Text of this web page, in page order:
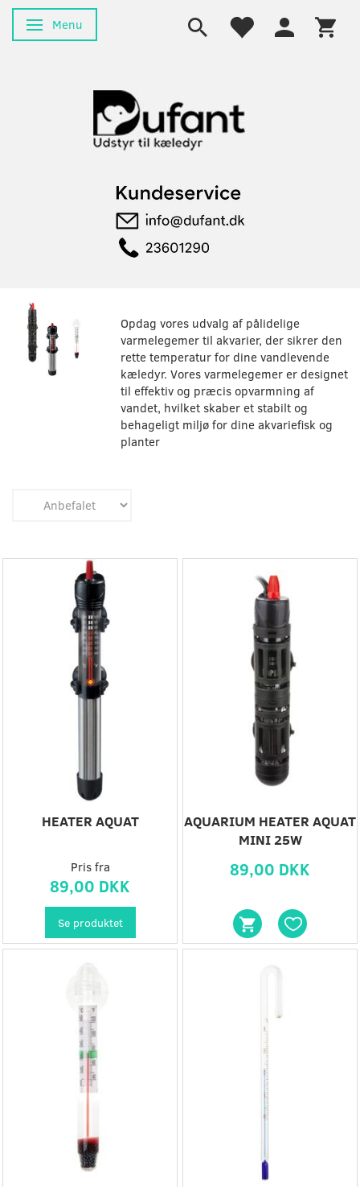
Skifte navigation
Menu
Opdag vores udvalg af pålidelige
varmelegemer til akvarier, der sikrer den
rette temperatur for dine vandlevende
kæledyr. Vores varmelegemer er designet
til effektiv og præcis opvarmning af
vandet, hvilket skaber et stabilt og
behageligt miljø for dine akvariefisk og
planter
HEATER AQUAT
Pris fra
89,00 DKK
Se produktet
AQUARIUM HEATER AQUAT
MINI 25W
89,00 DKK